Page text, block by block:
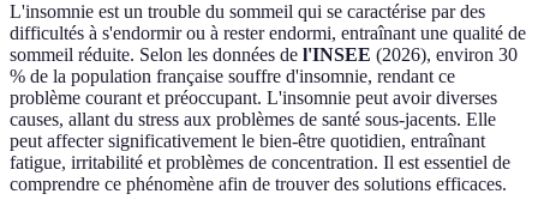
L'insomnie est un trouble du sommeil qui se caractérise par des
difficultés à s'endormir ou à rester endormi, entraînant une qualité de
sommeil réduite. Selon les données de l'INSEE (2026), environ 30
% de la population française souffre d'insomnie, rendant ce
problème courant et préoccupant. L'insomnie peut avoir diverses
causes, allant du stress aux problèmes de santé sous-jacents. Elle
peut affecter significativement le bien-être quotidien, entraînant
fatigue, irritabilité et problèmes de concentration. Il est essentiel de
comprendre ce phénomène afin de trouver des solutions efficaces.